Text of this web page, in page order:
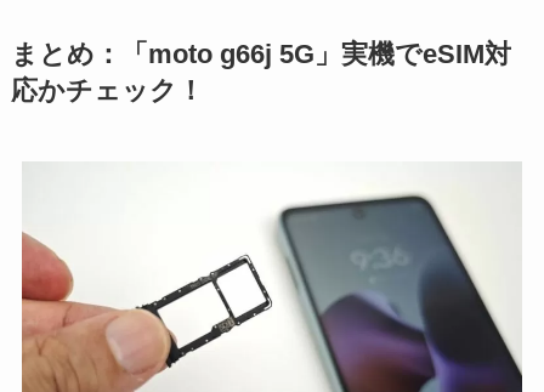
まとめ：「moto g66j 5G」実機でeSIM対
応かチェック！